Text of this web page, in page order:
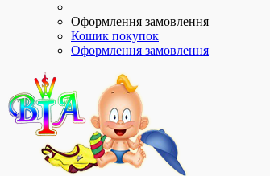
Оформлення замовлення
Кошик покупок
Оформлення замовлення